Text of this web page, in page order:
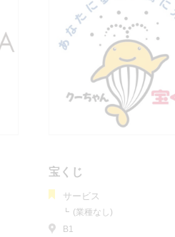
宝くじ
サービス
(業種なし)
B1